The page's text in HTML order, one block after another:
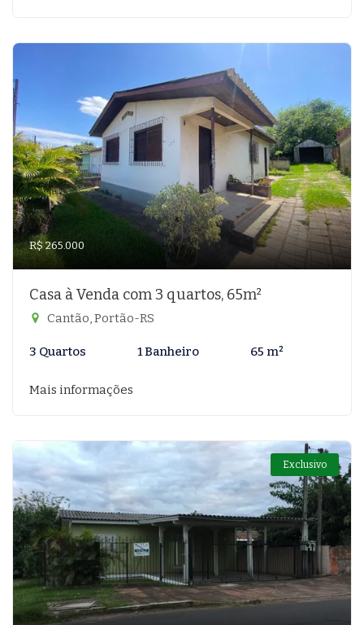
R$ 265.000
Casa à Venda com 3 quartos, 65m²
Cantão, Portão-RS
3 Quartos 1 Banheiro 65 m²
Mais informações
Exclusivo